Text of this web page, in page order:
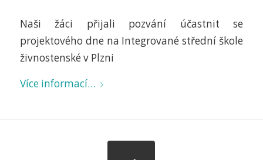
Naši žáci přijali pozvání účastnit se
projektového dne na Integrované střední škole
živnostenské v Plzni
Více informací…